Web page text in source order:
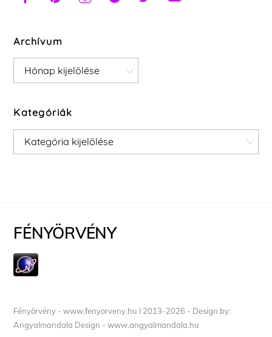
Archívum
Archívum
Kategóriák
Kategóriák
FÉNYÖRVÉNY
Fényörvény - www.fenyorveny.hu I 2013-2026 - Design by:
Angyalmandala Design - www.angyalmandala.hu